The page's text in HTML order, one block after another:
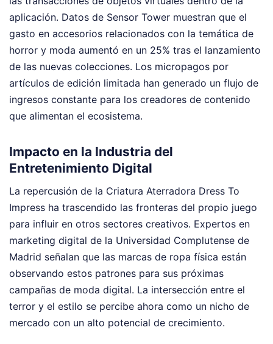
aplicación. Datos de Sensor Tower muestran que el
gasto en accesorios relacionados con la temática de
horror y moda aumentó en un 25% tras el lanzamiento
de las nuevas colecciones. Los micropagos por
artículos de edición limitada han generado un flujo de
ingresos constante para los creadores de contenido
que alimentan el ecosistema.
Impacto en la Industria del
Entretenimiento Digital
La repercusión de la Criatura Aterradora Dress To
Impress ha trascendido las fronteras del propio juego
para influir en otros sectores creativos. Expertos en
marketing digital de la Universidad Complutense de
Madrid señalan que las marcas de ropa física están
observando estos patrones para sus próximas
campañas de moda digital. La intersección entre el
terror y el estilo se percibe ahora como un nicho de
mercado con un alto potencial de crecimiento.